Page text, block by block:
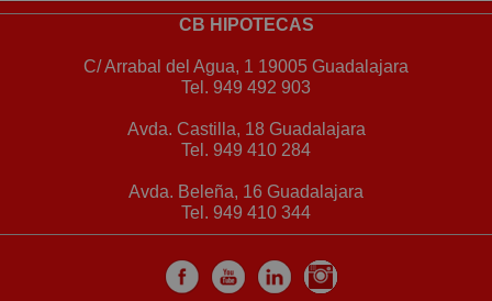
CB HIPOTECAS
C/ Arrabal del Agua, 1 19005 Guadalajara
Tel. 949 492 903
Avda. Castilla, 18 Guadalajara
Tel. 949 410 284
Avda. Beleña, 16 Guadalajara
Tel. 949 410 344